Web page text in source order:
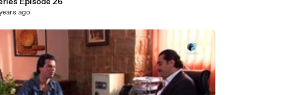
ago